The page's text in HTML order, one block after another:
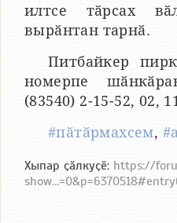
илтсе тӑрсах
вырӑнтан тарнӑ.
Питбайкер
номерпе
(83540) 2-15-52, 02,
#пӑтӑрмахсем,
Хыпар ҫӑлкуҫӗ: https://